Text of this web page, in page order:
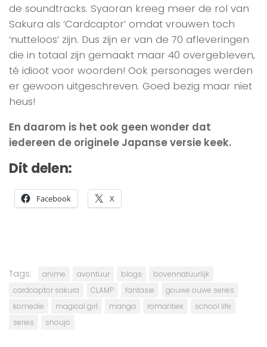
de soundtracks. Syaoran kreeg meer de rol van
Sakura als ‘Cardcaptor’ omdat vrouwen toch
‘nutteloos’ zijn. Dus zijn er van de 70 afleveringen
die in totaal zijn gemaakt maar 40 overgebleven,
té idioot voor woorden! Ook personages werden
er gewoon uitgeschreven. Goed bezig maar niet
heus!
En daarom is het ook geen wonder dat
iedereen de originele Japanse versie keek.
Dit delen:
Facebook X
Tags: anime avontuur blogs
bovennatuurlijk
cardcaptor sakura
CLAMP fantasie
gouwe ouwe series
komedie
magical girl manga romantiek
school life
series
shoujo